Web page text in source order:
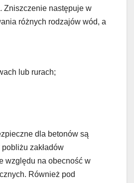
Zniszczenie następuje w
różnych rodzajów wód, a
lub rurach;
dla betonów są
zakładów
względu na obecność w
Również pod